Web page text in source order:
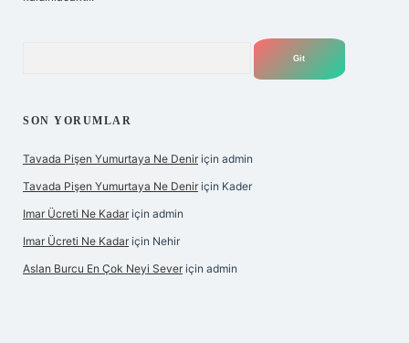
SON YORUMLAR
Tavada Pişen Yumurtaya Ne Denir için admin
Tavada Pişen Yumurtaya Ne Denir için Kader
Imar Ücreti Ne Kadar için admin
Imar Ücreti Ne Kadar için Nehir
Aslan Burcu En Çok Neyi Sever için admin